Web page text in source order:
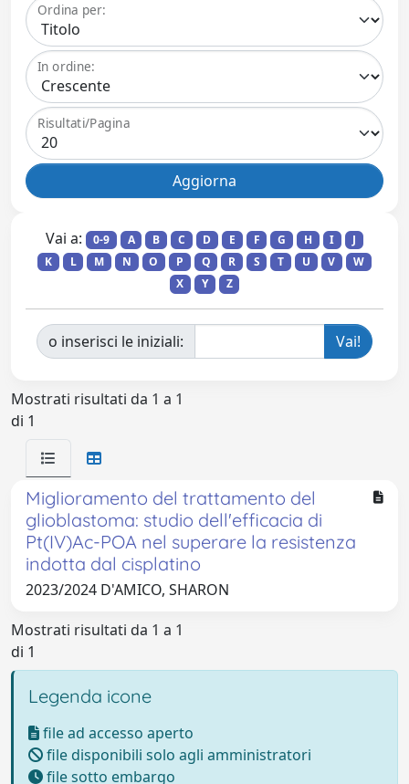
Ordina per:
In ordine:
Risultati/Pagina
Vai a: 0-9 A B C D E F G H I
J
K
L M N O P Q R S T U V
W
X
Y Z
o inserisci le iniziali:
Mostrati risultati da 1 a 1
di 1
Miglioramento del trattamento del
glioblastoma: studio dell'efficacia di
Pt(IV)Ac-POA nel superare la resistenza
indotta dal cisplatino
2023/2024 D'AMICO, SHARON
Mostrati risultati da 1 a 1
di 1
Legenda icone
file ad accesso aperto
file disponibili solo agli amministratori
file sotto embargo